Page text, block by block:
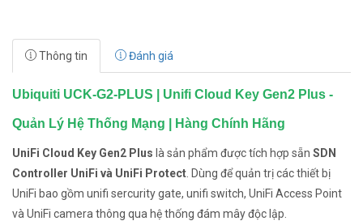
Thông tin Đánh giá
Ubiquiti UCK-G2-PLUS | Unifi Cloud Key Gen2 Plus -
Quản Lý Hệ Thống Mạng | Hàng Chính Hãng
UniFi Cloud Key Gen2 Plus là sản phẩm được tích hợp sẵn SDN
Controller UniFi và UniFi Protect . Dùng để quản trị các thiết bị
UniFi bao gồm unifi sercurity gate, unifi switch, UniFi Access Point
và UniFi camera thông qua hệ thống đám mây độc lập.